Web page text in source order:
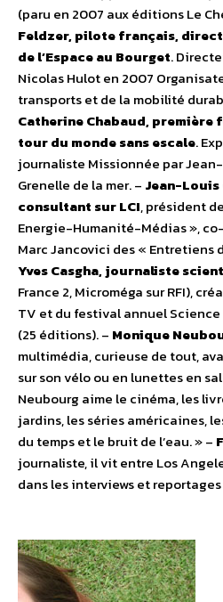
(paru en 2007 aux éditions Le
Feldzer, pilote français,
de l’Espace au Bourget.
Nicolas Hulot en 2007
transports et de la mobilité
Catherine Chabaud, première
tour du monde sans escale.
journaliste Missionnée par
Grenelle de la mer. – Jean-
consultant sur LCI, président
Energie-Humanité-Médias »,
Marc Jancovici des « Entretiens
Yves Casgha, journaliste
France 2, Microméga sur RFI),
TV et du festival annuel
(25 éditions). – Monique
multimédia, curieuse de tout,
sur son vélo ou en lunettes en
Neubourg aime le cinéma, les
jardins, les séries américaines,
du temps et le bruit de l’eau. » –
journaliste, il vit entre Los
dans les interviews et